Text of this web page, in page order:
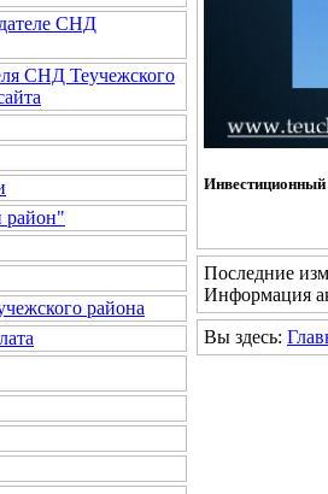
СНД
СНД Теучежского
район"
района
Последние
Информация
Вы здесь: